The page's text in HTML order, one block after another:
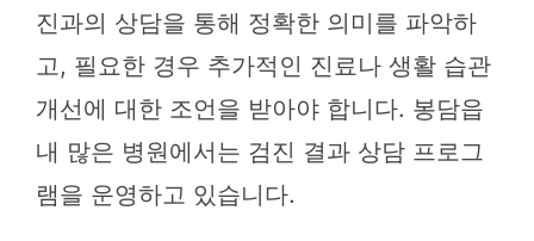
진과의 상담을 통해 정확한 의미를 파악하
고, 필요한 경우 추가적인 진료나 생활 습관
개선에 대한 조언을 받아야 합니다. 봉담읍
내 많은 병원에서는 검진 결과 상담 프로그
램을 운영하고 있습니다.